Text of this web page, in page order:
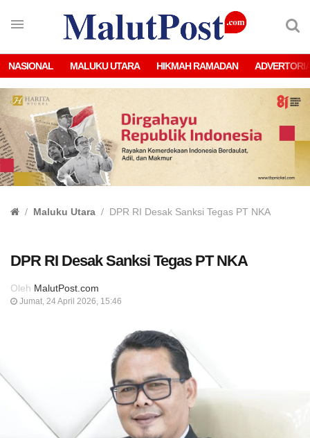
NASIONAL MALUKU UTARA HIKMAH RAMADAN
Maluku Utara DPR RI Desak Sanksi Tegas PT NKA
DPR RI Desak Sanksi Tegas PT NKA
Oleh MalutPost.com
Jumat, 24 April 2026, 15:46